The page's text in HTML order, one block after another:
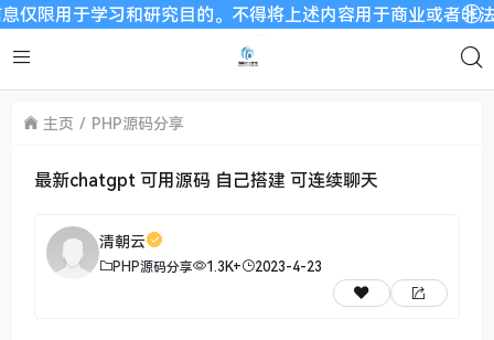
限用于学习和研究目的。不得将上述内容用于商业或者非
主页 PHP源码分享
最新chatgpt 可用源码 自己搭建 可连续聊天
清朝云
PHP源码分享 1.3K+ 2023-4-23